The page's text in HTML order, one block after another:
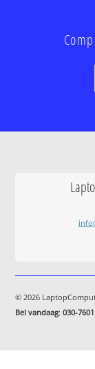
© 2026
Bel vandaag:030-